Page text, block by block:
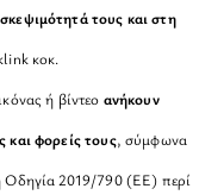
τους και στη
κοκ.
ή βίντεο ανήκουν
και φορείς τους, σύμφωνα
Οδηγία 2019/790 (ΕΕ) περί